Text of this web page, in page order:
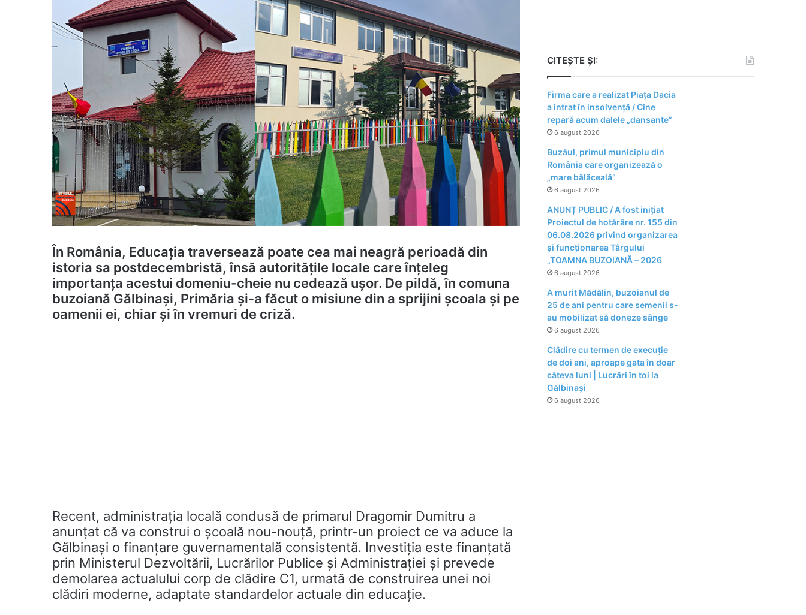
În România, Educația traversează poate cea mai neagră perioadă din
istoria sa postdecembristă, însă autoritățile locale care înțeleg
importanța acestui domeniu-cheie nu cedează ușor. De pildă, în comuna
buzoiană Gălbinași, Primăria și-a făcut o misiune din a sprijini școala și pe
oamenii ei, chiar și în vremuri de criză.
Recent, administrația locală condusă de primarul Dragomir Dumitru a
anunțat că va construi o școală nou-nouță, printr-un proiect ce va aduce la
Gălbinași o finanțare guvernamentală consistentă. Investiția este finanțată
prin Ministerul Dezvoltării, Lucrărilor Publice și Administrației și prevede
demolarea actualului corp de clădire C1, urmată de construirea unei noi
clădiri moderne, adaptate standardelor actuale din educație.
CITEȘTE ȘI:
Firma care a realizat Piața Dacia
a intrat în insolvență / Cine
repară acum dalele „dansante”
6 august 2026
Buzăul, primul municipiu din
România care organizează o
„mare bălăceală”
6 august 2026
ANUNȚ PUBLIC / A fost inițiat
Proiectul de hotărâre nr. 155 din
06.08.2026 privind organizarea
şi funcţionarea Târgului
„TOAMNA BUZOIANĂ – 2026
6 august 2026
A murit Mădălin, buzoianul de
25 de ani pentru care semenii s-
au mobilizat să doneze sânge
6 august 2026
Clădire cu termen de execuție
de doi ani, aproape gata în doar
câteva luni | Lucrări în toi la
Gălbinași
6 august 2026